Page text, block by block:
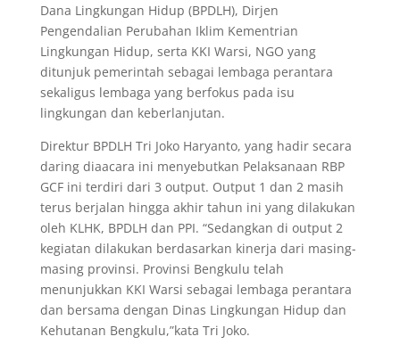
Dana Lingkungan Hidup (BPDLH), Dirjen
Pengendalian Perubahan Iklim Kementrian
Lingkungan Hidup, serta KKI Warsi, NGO yang
ditunjuk pemerintah sebagai lembaga perantara
sekaligus lembaga yang berfokus pada isu
lingkungan dan keberlanjutan.
Direktur BPDLH Tri Joko Haryanto, yang hadir secara
daring diaacara ini menyebutkan Pelaksanaan RBP
GCF ini terdiri dari 3 output. Output 1 dan 2 masih
terus berjalan hingga akhir tahun ini yang dilakukan
oleh KLHK, BPDLH dan PPI. “Sedangkan di output 2
kegiatan dilakukan berdasarkan kinerja dari masing-
masing provinsi. Provinsi Bengkulu telah
menunjukkan KKI Warsi sebagai lembaga perantara
dan bersama dengan Dinas Lingkungan Hidup dan
Kehutanan Bengkulu,”kata Tri Joko.